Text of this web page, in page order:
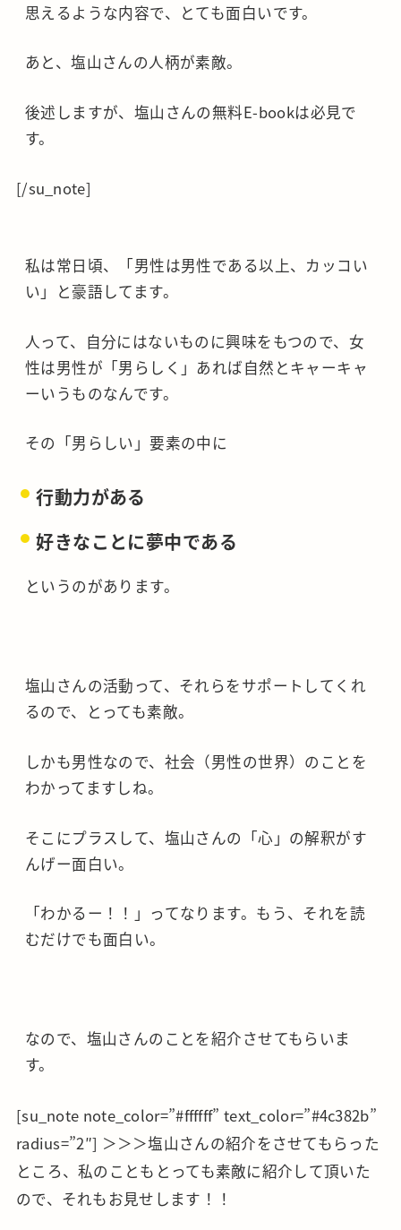
思えるような内容で、とても面白いです。
あと、塩山さんの人柄が素敵。
後述しますが、塩山さんの無料E-bookは必見で
す。
[/su_note]
私は常日頃、「男性は男性である以上、カッコい
い」と豪語してます。
人って、自分にはないものに興味をもつので、女
性は男性が「男らしく」あれば自然とキャーキャ
ーいうものなんです。
その「男らしい」要素の中に
行動力がある
好きなことに夢中である
というのがあります。
塩山さんの活動って、それらをサポートしてくれ
るので、とっても素敵。
しかも男性なので、社会（男性の世界）のことを
わかってますしね。
そこにプラスして、塩山さんの「心」の解釈がす
んげー面白い。
「わかるー！！」ってなります。もう、それを読
むだけでも面白い。
なので、塩山さんのことを紹介させてもらいま
す。
[su_note note_color=”#ffffff” text_color=”#4c382b”
radius=”2″] ＞＞＞塩山さんの紹介をさせてもらった
ところ、私のこともとっても素敵に紹介して頂いた
ので、それもお見せします！！